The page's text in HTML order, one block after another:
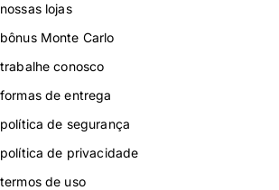
nossas lojas
bônus Monte Carlo
trabalhe conosco
formas de entrega
política de segurança
política de privacidade
termos de uso